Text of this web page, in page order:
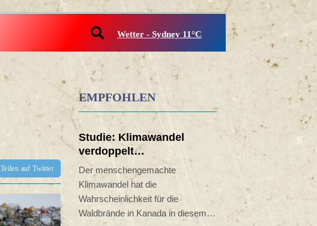
Wetter - Sydney 11°C
Teilen auf Twitter
EMPFOHLEN
Studie: Klimawandel
verdoppelt
Wahrscheinlichkeit für
Waldbrände in Kanada
Der menschengemachte
Klimawandel hat die
Wahrscheinlichkeit für die
Waldbrände in Kanada in diesem